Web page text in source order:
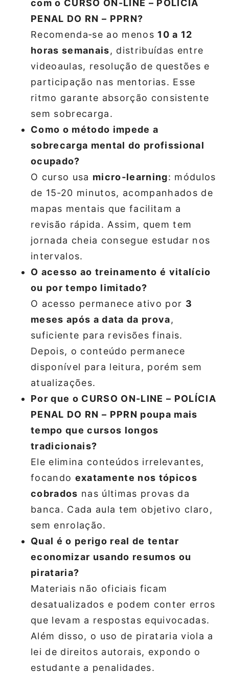
com o CURSO ON-LINE – POLÍCIA
PENAL DO RN – PPRN?
Recomenda‑se ao menos 10 a 12
horas semanais, distribuídas entre
videoaulas, resolução de questões e
participação nas mentorias. Esse
ritmo garante absorção consistente
sem sobrecarga.
Como o método impede a
sobrecarga mental do profissional
ocupado?
O curso usa micro‑learning: módulos
de 15‑20 minutos, acompanhados de
mapas mentais que facilitam a
revisão rápida. Assim, quem tem
jornada cheia consegue estudar nos
intervalos.
O acesso ao treinamento é vitalício
ou por tempo limitado?
O acesso permanece ativo por 3
meses após a data da prova,
suficiente para revisões finais.
Depois, o conteúdo permanece
disponível para leitura, porém sem
atualizações.
Por que o CURSO ON-LINE – POLÍCIA
PENAL DO RN – PPRN poupa mais
tempo que cursos longos
tradicionais?
Ele elimina conteúdos irrelevantes,
focando exatamente nos tópicos
cobrados nas últimas provas da
banca. Cada aula tem objetivo claro,
sem enrolação.
Qual é o perigo real de tentar
economizar usando resumos ou
pirataria?
Materiais não oficiais ficam
desatualizados e podem conter erros
que levam a respostas equivocadas.
Além disso, o uso de pirataria viola a
lei de direitos autorais, expondo o
estudante a penalidades.